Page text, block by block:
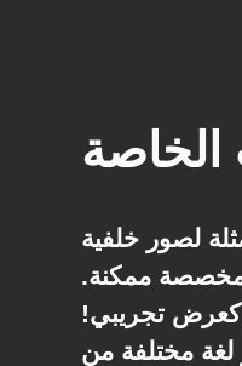
الخاصة
لصور خلفية
ممكنة.
كعرض تجريبي!
لغة مختلفة من